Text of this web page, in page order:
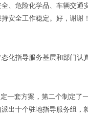
、危险化学品、车辆交
安全工作稳定。好，谢谢
指导服务基层和部门认
套方案，第二个制定了
出十个驻地指导服务组